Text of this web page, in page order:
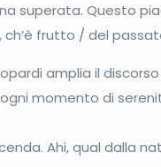
superata. Questo
ch’è frutto / del
amplia il
momento di
Ahi, qual dalla